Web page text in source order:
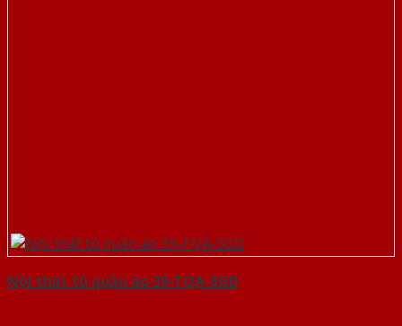
Nội thất tủ quần áo 39-TQA-SGD